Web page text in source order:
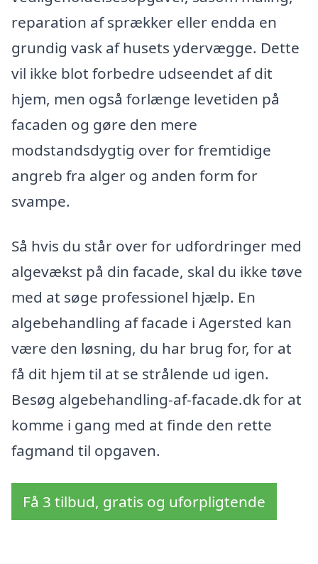
reparation af sprækker eller endda en
grundig vask af husets ydervægge. Dette
vil ikke blot forbedre udseendet af dit
hjem, men også forlænge levetiden på
facaden og gøre den mere
modstandsdygtig over for fremtidige
angreb fra alger og anden form for
svampe.
Så hvis du står over for udfordringer med
algevækst på din facade, skal du ikke tøve
med at søge professionel hjælp. En
algebehandling af facade i Agersted kan
være den løsning, du har brug for, for at
få dit hjem til at se strålende ud igen.
Besøg algebehandling-af-facade.dk for at
komme i gang med at finde den rette
fagmand til opgaven.
Få 3 tilbud, gratis og uforpligtende